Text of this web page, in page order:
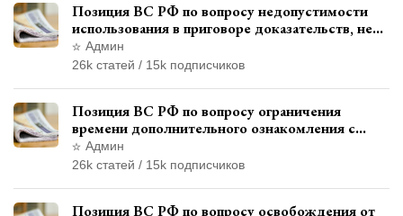
Позиция ВС РФ по вопросу недопустимости
использования в приговоре доказательств, не
исследованных в судебном заседании
Админ
26k статей / 15k подписчиков
Позиция ВС РФ по вопросу ограничения
времени дополнительного ознакомления с
материалами уголовного дела
Админ
26k статей / 15k подписчиков
Позиция ВС РФ по вопросу освобождения от